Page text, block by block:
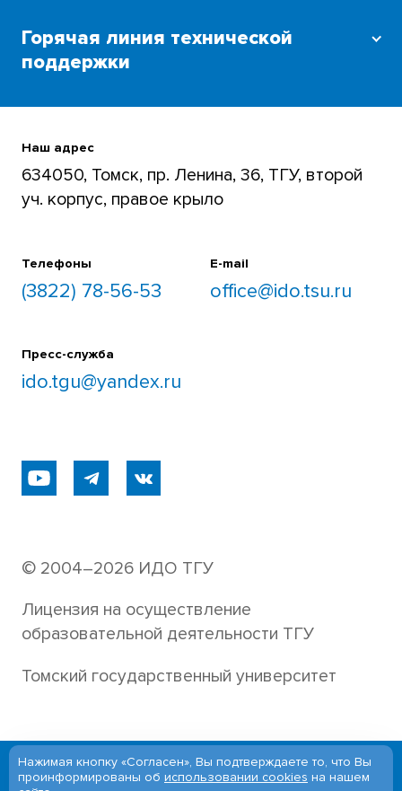
Горячая линия технической
поддержки
+7 (3822) 785-654
Наш адрес
634050, Томск, пр. Ленина, 36, ТГУ, второй
уч. корпус, правое крыло
Телефоны
(3822) 78-56-53
E-mail
office@ido.tsu.ru
Пресс-служба
ido.tgu@yandex.ru
© 2004–2026 ИДО ТГУ
Лицензия на осуществление
образовательной деятельности ТГУ
Томский государственный университет
Версия для слабовидящих
Нажимая кнопку «Согласен», Вы подтверждаете то, что Вы
проинформированы об использовании cookies на нашем